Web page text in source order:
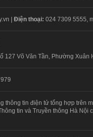
| Điện thoại: 024 7309 5555,
127 Võ Văn Tần, Phường Xuân
thông tin điện tử tổng hợp trên
tin và Truyền thông Hà Nội